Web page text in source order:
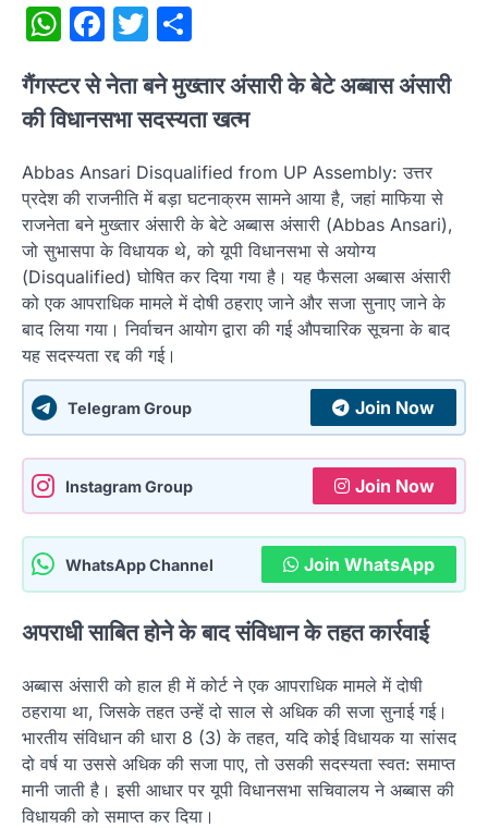
WhatsApp
Facebook
Twitter
गैंगस्टर से नेता बने मुख्तार अंसारी के बेटे अब्बास अंसारी
की विधानसभा सदस्यता खत्म
Abbas Ansari Disqualified from UP Assembly: उत्तर
प्रदेश की राजनीति में बड़ा घटनाक्रम सामने आया है, जहां माफिया से
राजनेता बने मुख्तार अंसारी के बेटे अब्बास अंसारी (Abbas Ansari),
जो सुभासपा के विधायक थे, को यूपी विधानसभा से अयोग्य
(Disqualified) घोषित कर दिया गया है। यह फैसला अब्बास अंसारी
को एक आपराधिक मामले में दोषी ठहराए जाने और सजा सुनाए जाने के
बाद लिया गया। निर्वाचन आयोग द्वारा की गई औपचारिक सूचना के बाद
यह सदस्यता रद्द की गई।
Telegram Group Join Now
Instagram Group Join Now
WhatsApp Channel Join WhatsApp
अपराधी साबित होने के बाद संविधान के तहत कार्रवाई
अब्बास अंसारी को हाल ही में कोर्ट ने एक आपराधिक मामले में दोषी
ठहराया था, जिसके तहत उन्हें दो साल से अधिक की सजा सुनाई गई।
भारतीय संविधान की धारा 8 (3) के तहत, यदि कोई विधायक या सांसद
दो वर्ष या उससे अधिक की सजा पाए, तो उसकी सदस्यता स्वत: समाप्त
मानी जाती है। इसी आधार पर यूपी विधानसभा सचिवालय ने अब्बास की
विधायकी को समाप्त कर दिया।